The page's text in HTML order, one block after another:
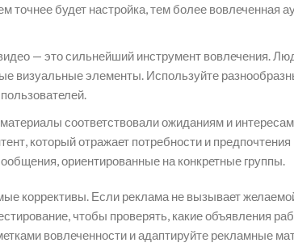
точнее будет настройка, тем более вовлеченная
— это сильнейший инструмент вовлечения.
визуальные элементы. Используйте
соответствовали ожиданиям и
который отражает потребности и
ориентированные на конкретные группы.
коррективы. Если реклама не вызывает
чтобы проверять, какие объявления
вовлеченности и адаптируйте рекламные